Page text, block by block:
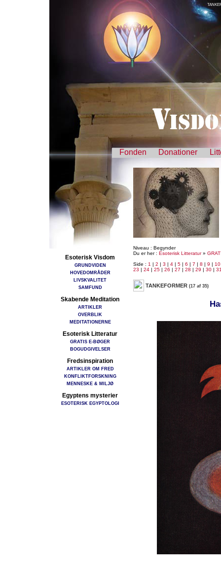
Fonden Donationer
Esoterisk Visdom
GRUNDVIDEN
HOVEDOMRÅDER
LIVSKVALITET
SAMFUND
Skabende Meditation
ARTIKLER
OVERBLIK
MEDITATIONERNE
Esoterisk Litteratur
GRATIS E-BØGER
BOGUDGIVELSER
Fredsinspiration
ARTIKLER OM FRED
KONFLIKTFORSKNING
MENNESKE & MILJØ
Egyptens mysterier
ESOTERISK EGYPTOLOGI
Niveau : Begynder
Du er her : Esoterisk Litteratur»
Side : 1 | 2 | 3 | 4 | 5 | 6 | 7 | 8 | 9 | 10
23 | 24 | 25 | 26 | 27 | 28 | 29 | 30 |
TANKEFORMER (17 af 35)